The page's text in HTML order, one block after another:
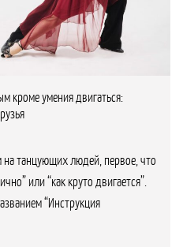
кроме умения двигаться:
танцующих людей, первое, что
или “как круто двигается”.
“Инструкция